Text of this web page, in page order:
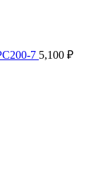
7 5,100 ₽